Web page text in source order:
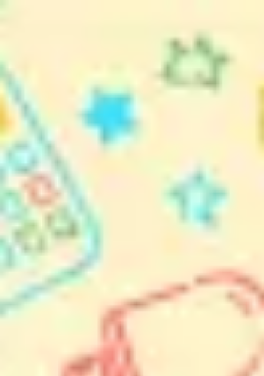
Para você
Impulsionado por IA
Por caso de uso
Reuniões e workshops